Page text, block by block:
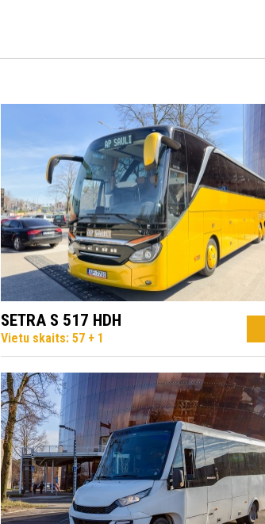
SETRA S 517 HDH
Vietu skaits: 57 + 1